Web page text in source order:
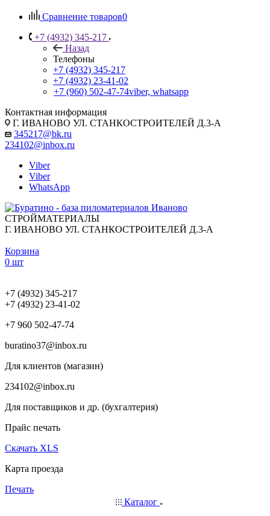
Сравнение товаров0
+7 (4932) 345-217
Назад
Телефоны
+7 (4932) 345-217
+7 (4932) 23-41-02
+7 (960) 502-47-74viber, whatsapp
Контактная информация
Г. ИВАНОВО УЛ. СТАНКОСТРОИТЕЛЕЙ Д.3-А
345217@bk.ru
234102@inbox.ru
Viber
Viber
WhatsApp
СТРОЙМАТЕРИАЛЫ
Г. ИВАНОВО УЛ. СТАНКОСТРОИТЕЛЕЙ Д.3-А
Корзина
0 шт
+7 (4932) 345-217
+7 (4932) 23-41-02
+7 960 502-47-74
buratino37@inbox.ru
Для клиентов (магазин)
234102@inbox.ru
Для поставщиков и др. (бухгалтерия)
Прайс печать
Скачать XLS
Карта проезда
Печать
Каталог